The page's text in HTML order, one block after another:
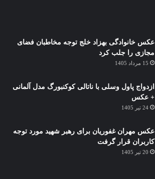
عکس خانوادگی بهزاد خلج توجه مخاطبان فضای
مجازی را جلب کرد
15 مرداد 1405
ازدواج پاول وسلی با ناتالی کوکنبورگ مدل آلمانی
+ عکس
24 تیر 1405
عکس مهران غفوریان برای رهبر شهید مورد توجه
کاربران قرار گرفت
20 تیر 1405